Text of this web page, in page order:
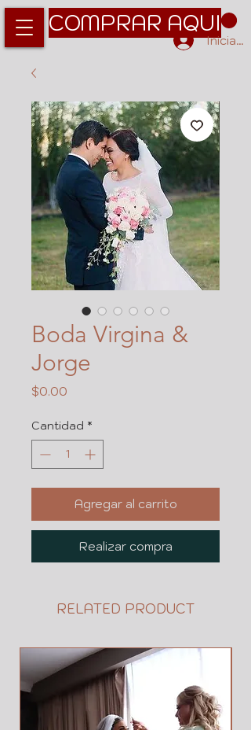
COMPRAR AQUI
Iniciar
Boda Virgina &
Jorge
$0.00
Cantidad *
Agregar al carrito
Realizar compra
RELATED PRODUCT